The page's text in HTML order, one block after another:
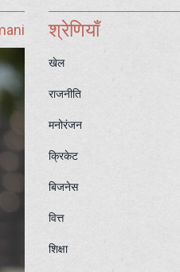
श्रेणियाँ
खेल
राजनीति
मनोरंजन
क्रिकेट
बिजनेस
वित्त
शिक्षा